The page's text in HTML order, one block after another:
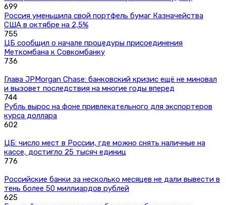
699
Россия уменьшила свой портфель бумаг Казначейства
США в октябре на 2,5%
755
ЦБ сообщил о начале процедуры присоединения
Меткомбана к Совкомбанку
736
Глава JPMorgan Chase: банковский кризис ещё не миновал
и вызовет последствия на многие годы вперед
744
Рубль вырос на фоне привлекательного для экспортеров
курса доллара
602
ЦБ: число мест в России, где можно снять наличные на
кассе, достигло 25 тысяч единиц
776
Российские банки за несколько месяцев не дали вывести в
тень более 50 миллиардов рублей
625